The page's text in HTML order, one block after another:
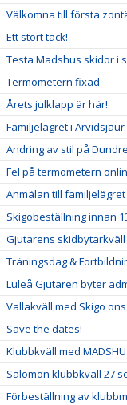
Välkomna till första
Ett stort tack!
Testa Madshus skidor i
Termometern fixad
Årets julklapp är här!
Familjelägret i
Ändring av stil på
Fel på termometern
Anmälan till
Skigobeställning innan
Gjutarens skidbytarkväll
Träningsdag &
Luleå Gjutaren byter
Vallakväll med Skigo
Save the dates!
Klubbkväll med
Salomon klubbkväll 27
Förbeställning av